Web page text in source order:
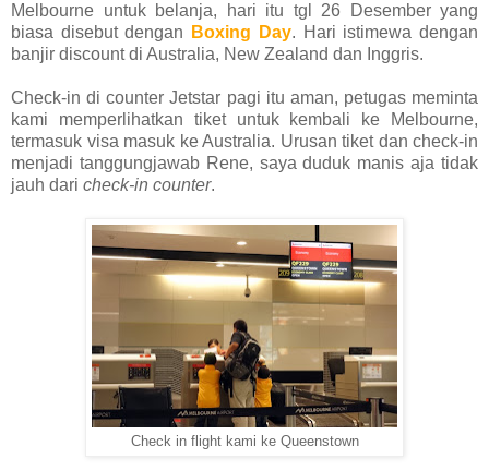
Melbourne untuk belanja, hari itu tgl 26 Desember yang
biasa disebut dengan
Boxing Day. Hari istimewa dengan
banjir discount di Australia, New Zealand dan Inggris.
Check-in di counter Jetstar pagi itu aman, petugas meminta
kami memperlihatkan tiket untuk kembali ke Melbourne,
termasuk visa masuk ke Australia. Urusan tiket dan check-in
menjadi tanggungjawab Rene, saya duduk manis aja tidak
jauh dari check-in counter.
Check in flight kami ke Queenstown